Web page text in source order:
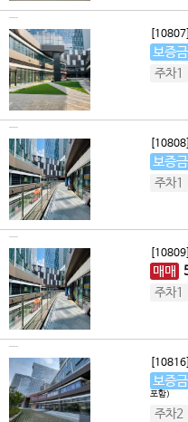
[10807]
보증금
주차1
[10808]
보증금
주차1
[10809]
매매
주차1
[10816]
보증금
포함)
주차2